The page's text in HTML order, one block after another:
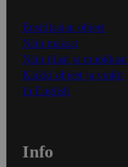
Ensitilaajan ohjeet
Näin maksat
Näin tilaat ja muokkaat
Kaikki ohjeet ja vinkit
In English
Info